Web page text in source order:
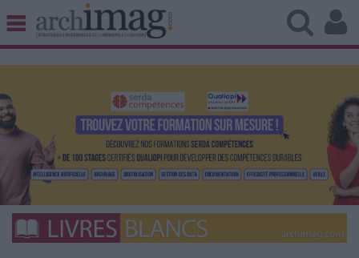
BIBLIOTHÈQUE ÉDITION
UNIVERS DATA
TRAVAIL COLLABORATIF
VIE NUMÉRIQUE
NUMÉRIQUE RESPONSABLE